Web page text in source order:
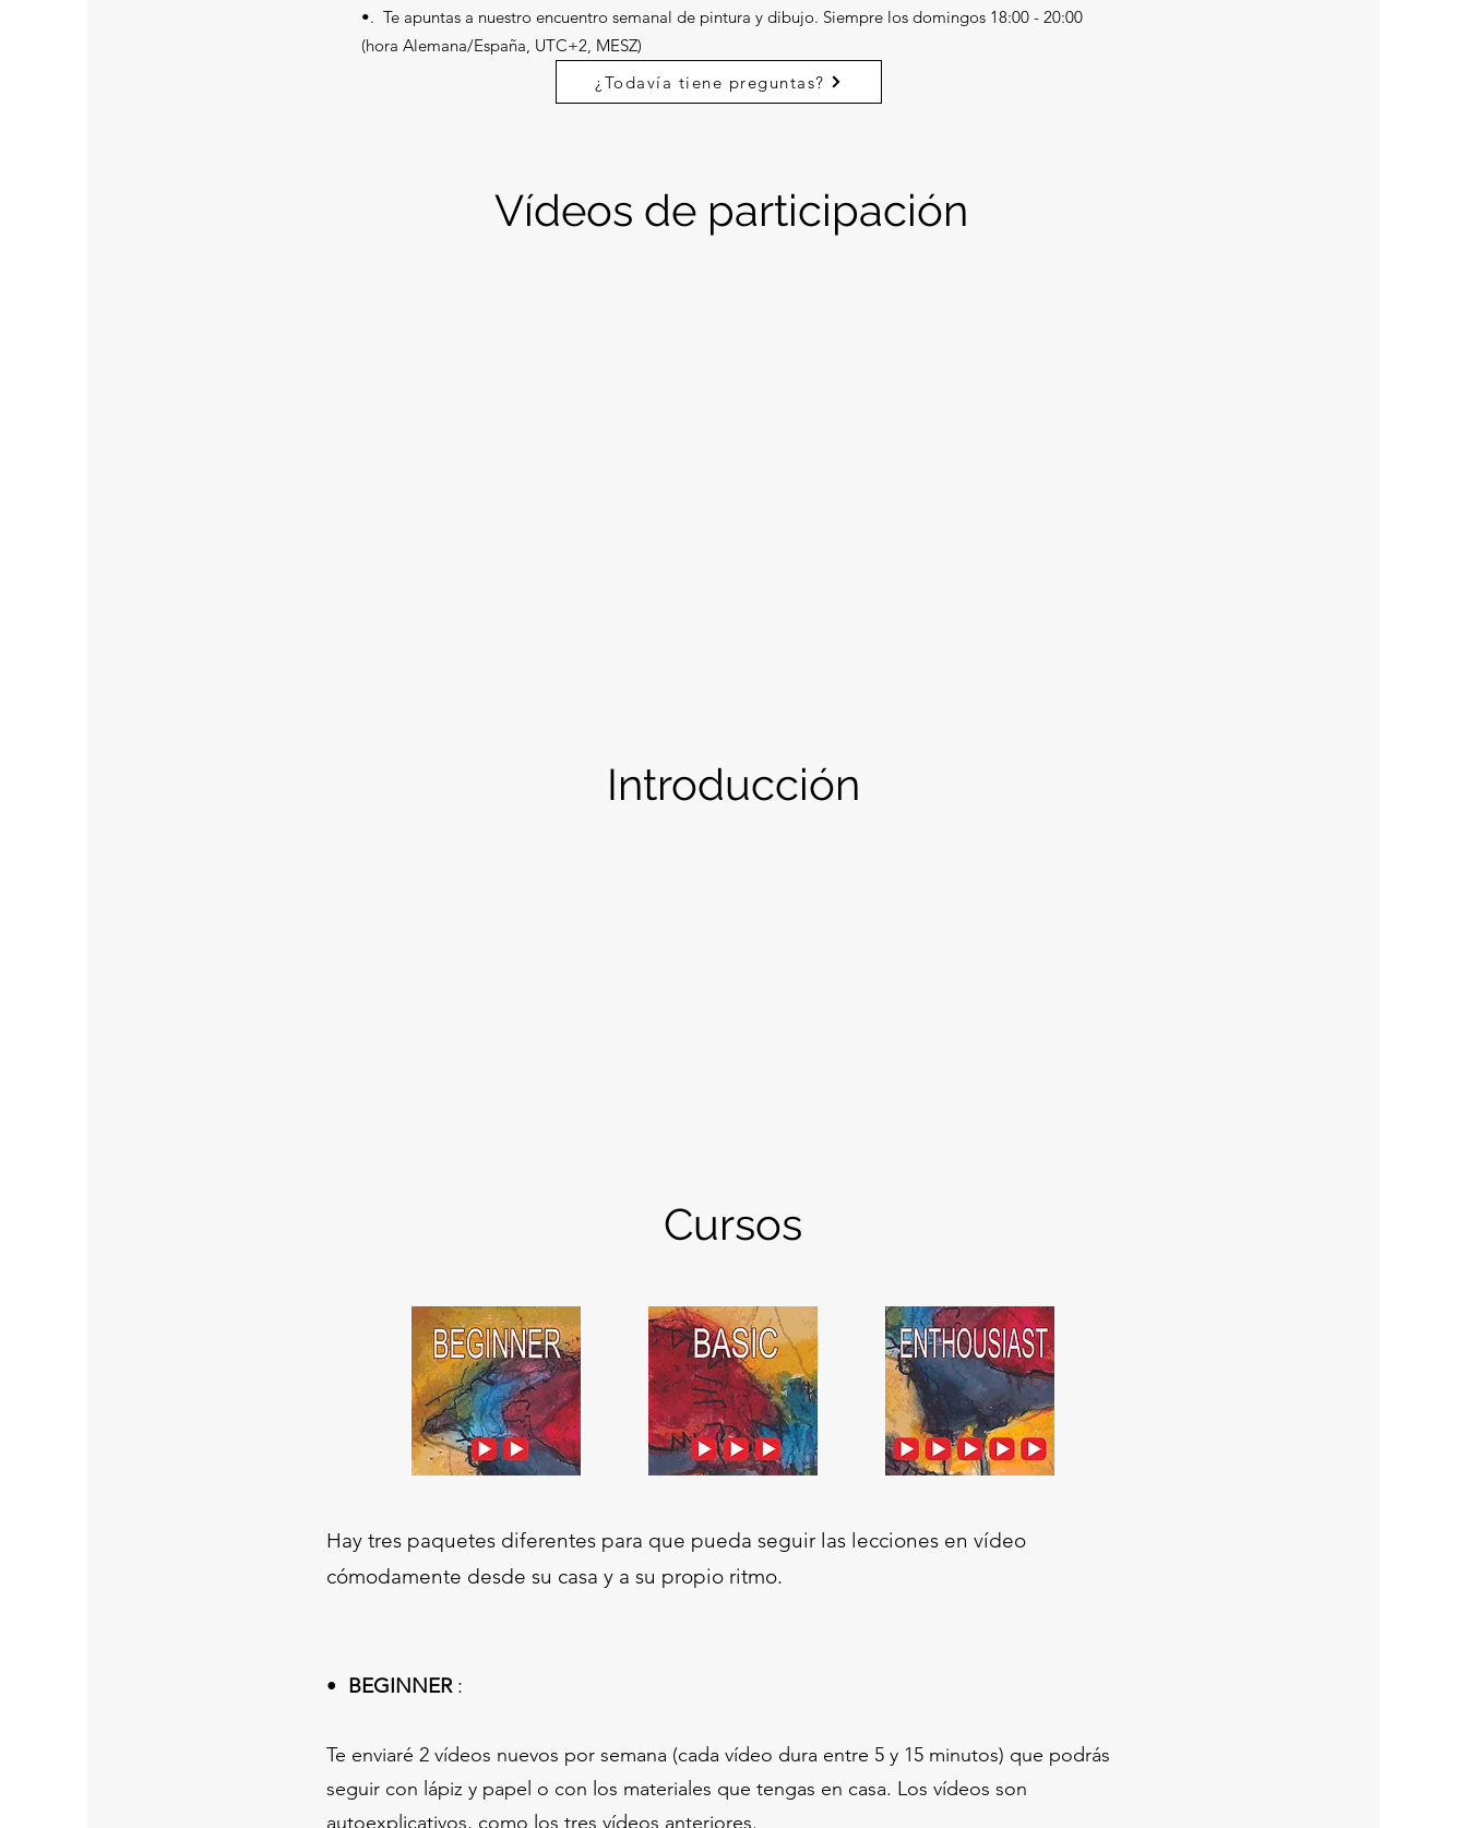
•. Te apuntas a nuestro encuentro semanal de pintura y dibujo. Siempre los domingos 18:00 - 20:00
(hora Alemana/España, UTC+2, MESZ)
¿Todavía tiene preguntas?
Vídeos de participación
Introducción
Cursos
Hay tres paquetes diferentes para que pueda seguir las lecciones en vídeo
cómodamente desde su casa y a su propio ritmo.
• BEGINNER:
Te enviaré 2 vídeos nuevos por semana (cada vídeo dura entre 5 y 15 minutos) que podrás
seguir con lápiz y papel o con los materiales que tengas en casa. Los vídeos son
autoexplicativos, como los tres vídeos anteriores.